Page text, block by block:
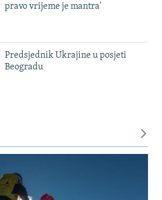
pravo vrijeme je mantra'
Predsjednik Ukrajine u posjeti
Beogradu